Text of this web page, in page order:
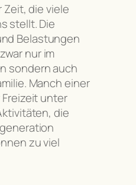
Zeit, die viele
stellt. Die
Belastungen
nur im
sondern auch
Manch einer
unter
die
zu viel